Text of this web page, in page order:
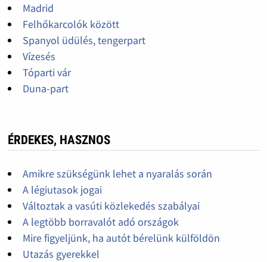
Madrid
Felhőkarcolók között
Spanyol üdülés, tengerpart
Vízesés
Tóparti vár
Duna-part
ÉRDEKES, HASZNOS
Amikre szükségünk lehet a nyaralás során
A légiutasok jogai
Változtak a vasúti közlekedés szabályai
A legtöbb borravalót adó országok
Mire figyeljünk, ha autót bérelünk külföldön
Utazás gyerekkel